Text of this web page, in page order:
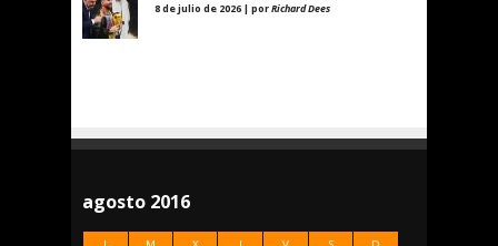
8 de julio de 2026 | porRichard Dees
agosto 2016